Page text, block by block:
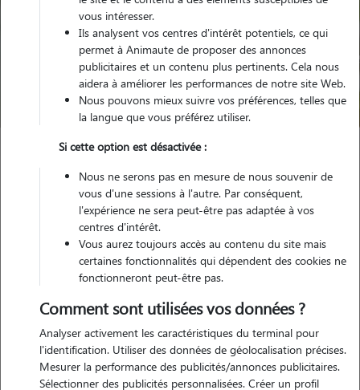
Pour quel animal ?
Trouver mon Pet Sitter
Inzinzac-Lochrist
Plus de 5 propriétaires satisfaits pour
la garde de leur animal à Inzinzac-
Lochrist
Garde d'animaux Inzinzac-
vous intéresser.
Ils analysent vos centres d'intérêt potentiels, ce qui
permet à Animaute de proposer des annonces
publicitaires et un contenu plus pertinents. Cela nous
aidera à améliorer les performances de notre site Web.
Nous pouvons mieux suivre vos préférences, telles que
la langue que vous préférez utiliser.
Si cette option est désactivée :
Nous ne serons pas en mesure de nous souvenir de
vous d'une sessions à l'autre. Par conséquent,
l'expérience ne sera peut-être pas adaptée à vos
centres d'intérêt.
Vous aurez toujours accès au contenu du site mais
certaines fonctionnalités qui dépendent des cookies ne
fonctionneront peut-être pas.
Comment sont utilisées vos données ?
Analyser activement les caractéristiques du terminal pour
l'identification. Utiliser des données de géolocalisation précises.
Mesurer la performance des publicités/annonces publicitaires.
Sélectionner des publicités personnalisées. Créer un profil